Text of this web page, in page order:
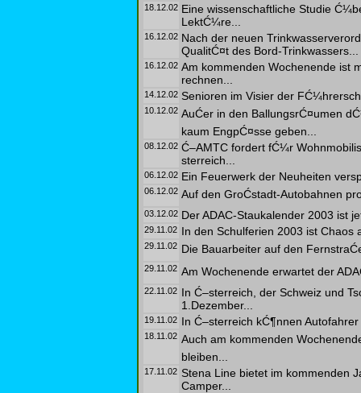
18.12.02 Eine wissenschaftliche Studie
LektĆ¼re...
16.12.02 Nach der neuen
QualitĆ¤t des Bord-Trinkwassers...
16.12.02 Am kommenden Wochenende ist
rechnen...
14.12.02 Senioren im Visier der
10.12.02 AuĆer in den BallungsrĆ¤umen
kaum EngpĆ¤sse geben...
08.12.02 Ć–AMTC fordert fĆ¼r
sterreich...
06.12.02 Ein Feuerwerk der Neuheiten
06.12.02 Auf den GroĆstadt-Autobahnen
03.12.02 Der ADAC-Staukalender 2003 ist
29.11.02 In den Schulferien 2003 ist
29.11.02 Die Bauarbeiter auf den
29.11.02 Am Wochenende erwartet der
22.11.02 In Ć–sterreich, der Schweiz und
1.Dezember...
19.11.02 In Ć–sterreich kĆ¶nnen
18.11.02 Auch am kommenden
bleiben...
17.11.02 Stena Line bietet im kommenden
Camper...